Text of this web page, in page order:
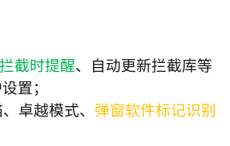
拦截时提醒、自动更新拦截库等
置；
卓越模式、 弹窗软件标记识别